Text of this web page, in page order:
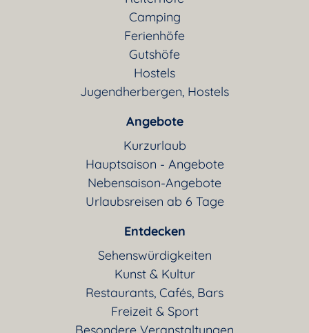
Camping
Ferienhöfe
Gutshöfe
Hostels
Jugendherbergen, Hostels
Angebote
Kurzurlaub
Hauptsaison - Angebote
Nebensaison-Angebote
Urlaubsreisen ab 6 Tage
Entdecken
Sehenswürdigkeiten
Kunst & Kultur
Restaurants, Cafés, Bars
Freizeit & Sport
Besondere Veranstaltungen